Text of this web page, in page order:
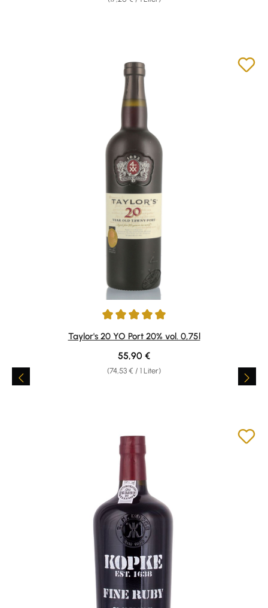
Durchschnittliche Bewertung von 5 von 5 Sternen
Taylor's 20 YO Port 20% vol. 0,75l
(74,53 € / 1 Liter)
Regulärer Preis:
55,90 €